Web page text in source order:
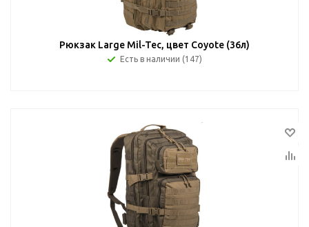
Рюкзак Large Mil-Tec, цвет Coyote (36л)
Есть в наличии (147)